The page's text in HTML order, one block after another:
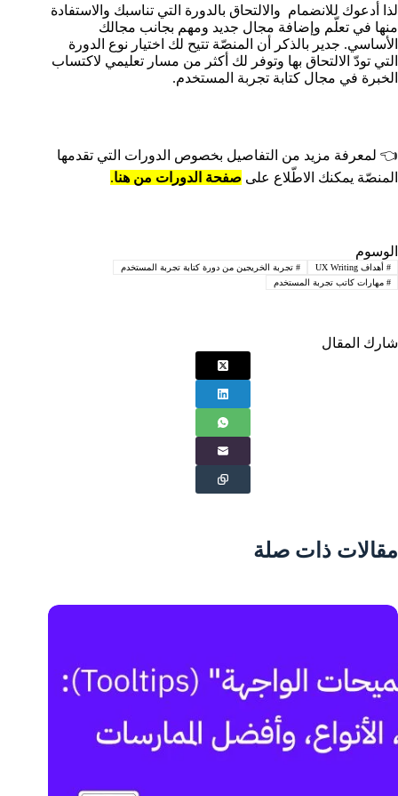
لذا أدعوك للانضمام والالتحاق بالدورة التي تناسبك والاستفادة
منها في تعلّم وإضافة مجال جديد ومهم بجانب مجالك
الأساسي. جدير بالذكر أن المنصّة تتيح لك اختيار نوع الدورة
التي تودّ الالتحاق بها وتوفر لك أكثر من مسار تعليمي لاكتساب
الخبرة في مجال كتابة تجربة المستخدم.
👈 لمعرفة مزيد من التفاصيل بخصوص الدورات التي تقدمها
المنصّة يمكنك الاطّلاع على صفحة الدورات من هنا.
الوسوم
# أهداف UX Writing # تجربة الخريجين من دورة كتابة تجربة المستخدم
# مهارات كاتب تجربة المستخدم
شارك المقال
مقالات ذات صلة